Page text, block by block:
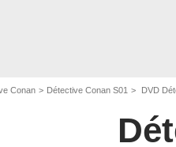
Conan Détective Conan S01 DVD